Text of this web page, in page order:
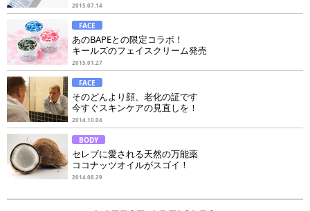
2015.07.14
FACE
あのBAPEとの限定コラボ！
キールズのフェイスクリーム発売
2015.01.27
FACE
そのどんより顔、老化の証です
今すぐスキンケアの見直しを！
2014.10.04
BODY
セレブに愛される天然の万能薬
ココナッツオイルがスゴイ！
2014.08.29